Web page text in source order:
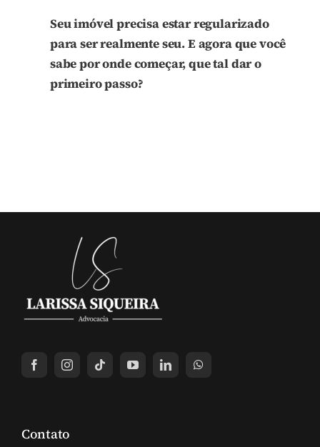
Seu imóvel precisa estar regularizado
para ser realmente seu. E agora que você
sabe por onde começar, que tal dar o
primeiro passo?
Contato